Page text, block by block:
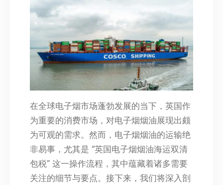
在全球电子烟市场蓬勃发展的当下，英国作
为重要的消费市场，对电子烟烟油展现出颇
为可观的需求。然而，电子烟烟油的运输绝
非易事，尤其是 “英国电子烟烟油海运双清
包税” 这一操作流程，其中蕴藏着诸多需要
关注的细节与要点。接下来，我们将深入剖